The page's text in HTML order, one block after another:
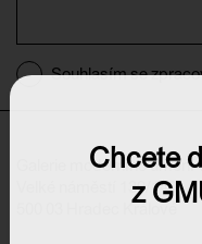
Souhlasím se
Galerie moderního
Velké náměstí 139/140
500 03 Hradec Králové
Chcete
z